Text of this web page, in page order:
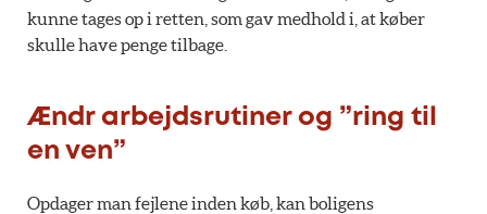
kunne tages op i retten, som gav medhold i, at køber
skulle have penge tilbage.
Ændr arbejdsrutiner og ”ring til
en ven”
Opdager man fejlene inden køb, kan boligens